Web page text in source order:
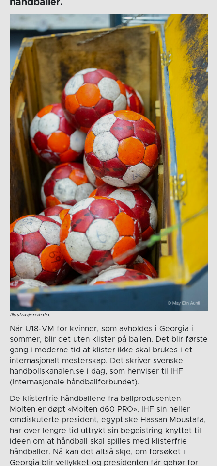
håndballer.
Illustrasjonsfoto.
Når U18-VM for kvinner, som avholdes i Georgia i
sommer, blir det uten klister på ballen. Det blir første
gang i moderne tid at klister ikke skal brukes i et
internasjonalt mesterskap. Det skriver svenske
handbollskanalen.se i dag, som henviser til IHF
(Internasjonale håndballforbundet).
De klisterfrie håndballene fra ballprodusenten
Molten er døpt «Molten d60 PRO». IHF sin heller
omdiskuterte president, egyptiske Hassan Moustafa,
har over lengre tid uttrykt sin begeistring knyttet til
ideen om at håndball skal spilles med klisterfrie
håndballer. Nå kan det altså skje, om forsøket i
Georgia blir vellykket og presidenten får gehør for